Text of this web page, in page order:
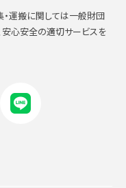
運搬に関しては一般財団
心安全の適切サービスを